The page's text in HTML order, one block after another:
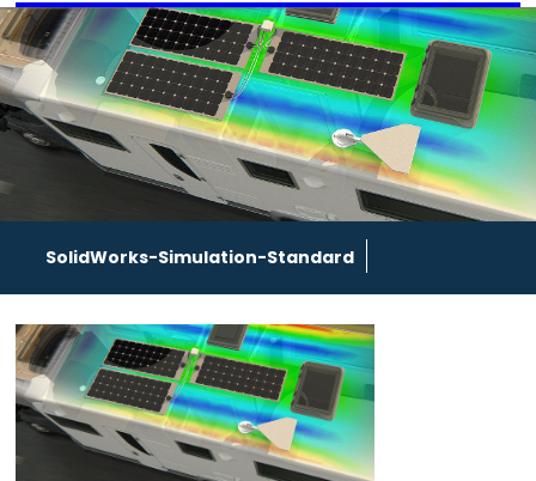
SolidWorks-Simulation-Standard